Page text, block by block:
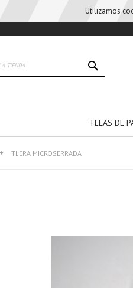
Utilizamos
TELAS DE
TIJERA MICROSERRADA